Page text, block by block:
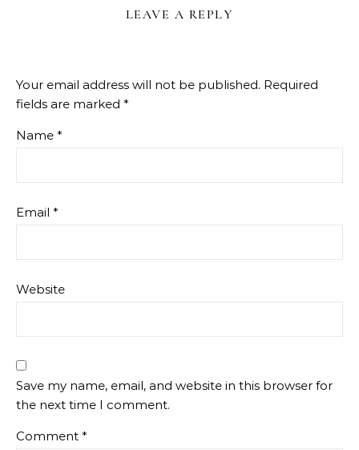
LEAVE A REPLY
Your email address will not be published. Required
fields are marked *
Name *
Email *
Website
Save my name, email, and website in this browser for
the next time I comment.
Comment *